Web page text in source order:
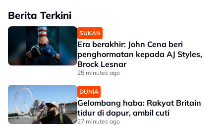
Berita Terkini
SUKAN
Era berakhir: John Cena beri
penghormatan kepada AJ Styles,
Brock Lesnar
25 minutes ago
DUNIA
Gelombang haba: Rakyat Britain
tidur di dapur, ambil cuti
27 minutes ago